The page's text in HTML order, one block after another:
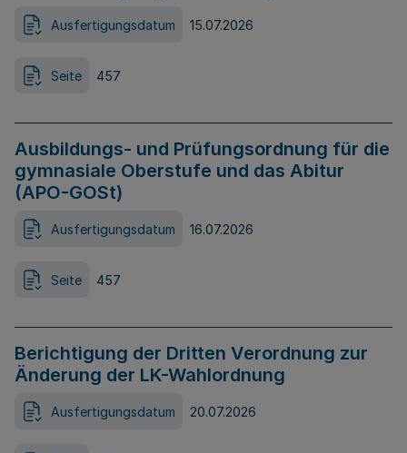
Ausfertigungsdatum 15.07.2026
Seite 457
Ausbildungs- und Prüfungsordnung für die
gymnasiale Oberstufe und das Abitur
(APO-GOSt)
Ausfertigungsdatum 16.07.2026
Seite 457
Berichtigung der Dritten Verordnung zur
Änderung der LK-Wahlordnung
Ausfertigungsdatum 20.07.2026